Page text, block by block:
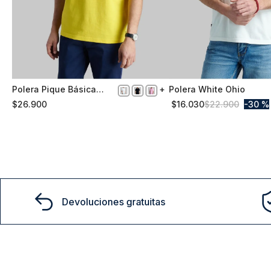
M
Polera Pique Básica
Yellow
$26.900
XXL
Polera White Ohio
$16.030$22.900 30 %
Devoluciones gratuitas